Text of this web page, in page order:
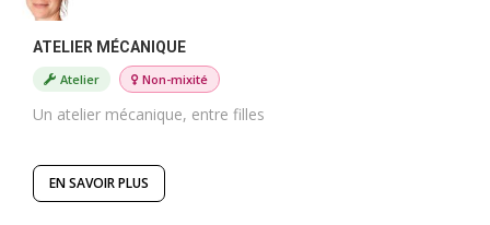
ATELIER MÉCANIQUE
Atelier Non-mixité
Un atelier mécanique, entre filles
EN SAVOIR PLUS